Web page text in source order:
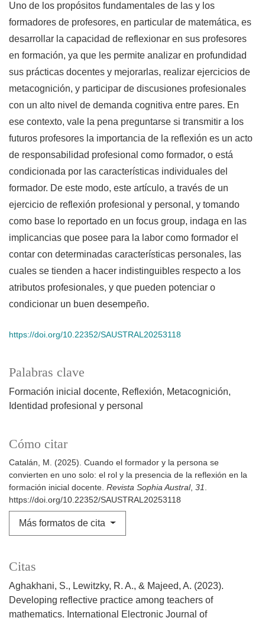
Palabras clave
Formación inicial docente Reflexión
Metacognición
Identidad profesional y personal
Cómo citar
Catalán, M. (2025). Cuando el formador y la persona se
convierten en uno solo: el rol y la presencia de la reflexión en la
formación inicial docente. Revista Sophia Austral, 31.
https://doi.org/10.22352/SAUSTRAL20253118
Más formatos de cita
Uno de los propósitos fundamentales de las y los
formadores de profesores, en particular de matemática, es
desarrollar la capacidad de reflexionar en sus profesores
en formación, ya que les permite analizar en profundidad
sus prácticas docentes y mejorarlas, realizar ejercicios de
metacognición, y participar de discusiones profesionales
con un alto nivel de demanda cognitiva entre pares. En
ese contexto, vale la pena preguntarse si transmitir a los
futuros profesores la importancia de la reflexión es un acto
de responsabilidad profesional como formador, o está
condicionada por las características individuales del
formador. De este modo, este artículo, a través de un
ejercicio de reflexión profesional y personal, y tomando
como base lo reportado en un focus group, indaga en las
implicancias que posee para la labor como formador el
contar con determinadas características personales, las
cuales se tienden a hacer indistinguibles respecto a los
atributos profesionales, y que pueden potenciar o
condicionar un buen desempeño.
https://doi.org/10.22352/SAUSTRAL20253118
Citas
Aghakhani, S., Lewitzky, R. A., & Majeed, A. (2023).
Developing reflective practice among teachers of
mathematics. International Electronic Journal of